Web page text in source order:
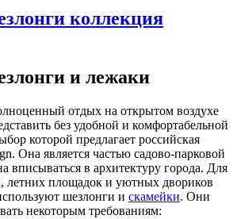
коллекция
и лежаки
отдых на открытом воздухе
без удобной и комфортабельной
которой предлагает российская
Она является частью садово-парковой
вписываться в архитектуру города. Для
летних площадок и уютных двориков
шезлонги и скамейки. Они
некоторым требованиям: